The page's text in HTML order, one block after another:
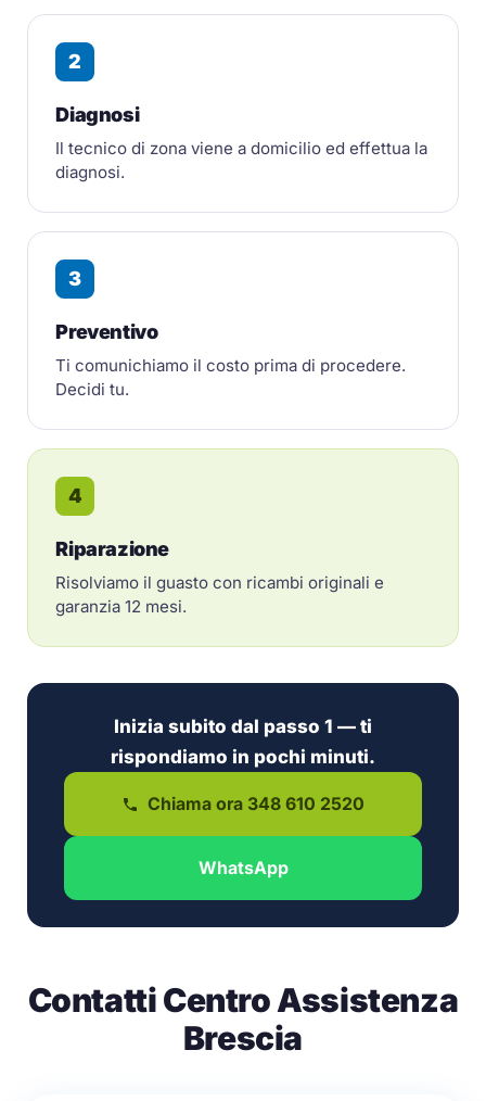
2
Diagnosi
Il tecnico di zona viene a domicilio ed effettua la
diagnosi.
3
Preventivo
Ti comunichiamo il costo prima di procedere.
Decidi tu.
4
Riparazione
Risolviamo il guasto con ricambi originali e
garanzia 12 mesi.
Inizia subito dal passo 1 — ti
rispondiamo in pochi minuti.
Chiama ora 348 610 2520
WhatsApp
Contatti Centro Assistenza
Brescia